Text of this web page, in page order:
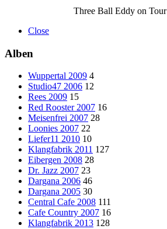
Three Ball Eddy on Tour
Close
Alben
Wuppertal 2009 4
Studio47 2006 12
Rees 2009 15
Red Rooster 2007 16
Meisenfrei 2007 28
Loonies 2007 22
Liefer11 2010 10
Klangfabrik 2011 127
Eibergen 2008 28
Dr. Jazz 2007 23
Dargana 2006 46
Dargana 2005 30
Central Cafe 2008 111
Cafe Country 2007 16
Klangfabrik 2013 128